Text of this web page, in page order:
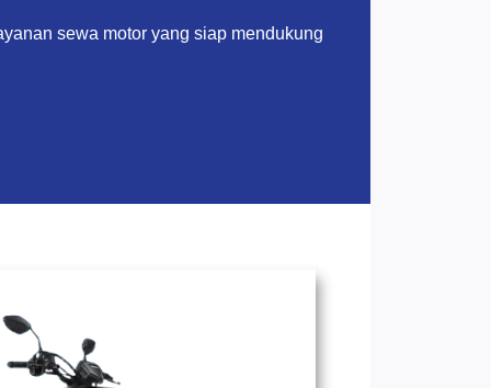
sewa motor yang siap mendukung